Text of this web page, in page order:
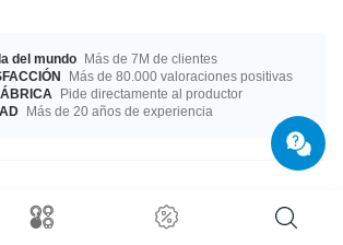
del mundo Más de 7M de clientes
Más de 80.000 valoraciones positivas
Pide directamente al productor
Más de 20 años de experiencia